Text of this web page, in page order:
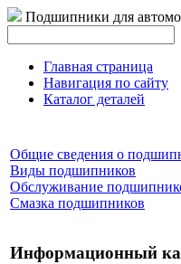
Подшипники для
Главная страница
Навигация по сайту
Каталог деталей
Общие сведения о
Виды подшипников
Обслуживание
Смазка подшипников
Информационный